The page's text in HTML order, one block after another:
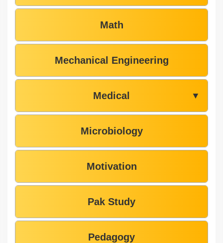
Math
Mechanical Engineering
Medical ▼
Microbiology
Motivation
Pak Study
Pedagogy